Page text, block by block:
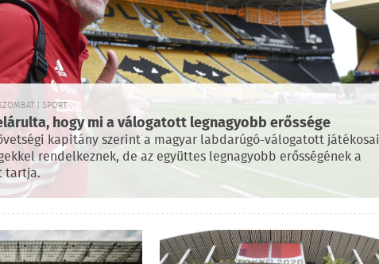
| SPORT
hogy mi a válogatott legnagyobb erőssége
kapitány szerint a magyar labdarúgó-válogatott játékosai
rendelkeznek, de az együttes legnagyobb erősségének a
tartja.